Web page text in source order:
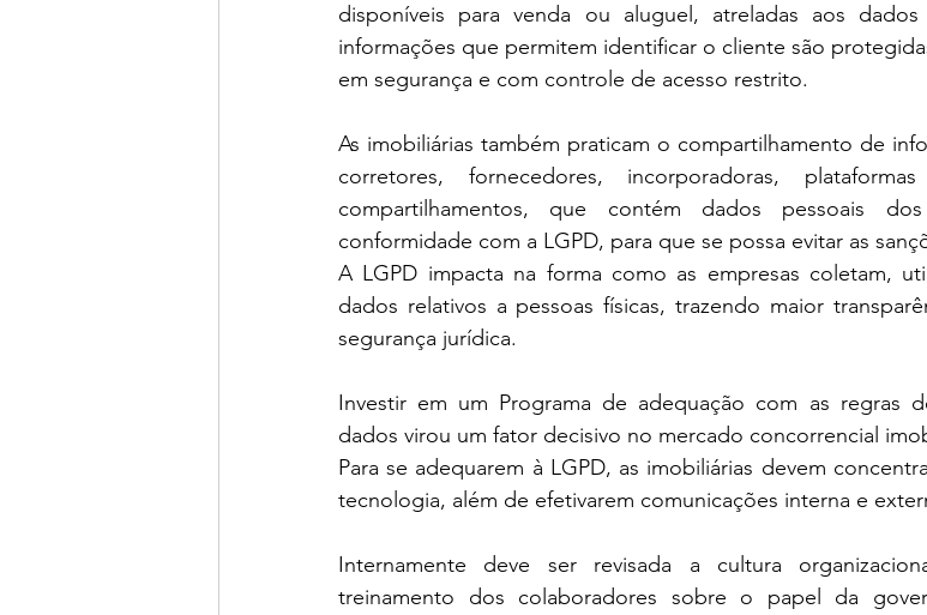
disponíveis para venda ou aluguel, atreladas aos
informações que permitem identificar o cliente são
em segurança e com controle de acesso restrito.
As imobiliárias também praticam o compartilhamento de
corretores, fornecedores, incorporadoras,
compartilhamentos, que contém dados pessoais
conformidade com a LGPD, para que se possa evitar as
A LGPD impacta na forma como as empresas coletam,
dados relativos a pessoas físicas, trazendo maior
segurança jurídica.
Investir em um Programa de adequação com as regras
dados virou um fator decisivo no mercado concorrencial
Para se adequarem à LGPD, as imobiliárias devem
tecnologia, além de efetivarem comunicações interna e
Internamente deve ser revisada a cultura
treinamento dos colaboradores sobre o papel da